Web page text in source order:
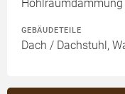
Hohlraumdämmung
GEBÄUDETEILE
Dach / Dachstuhl,